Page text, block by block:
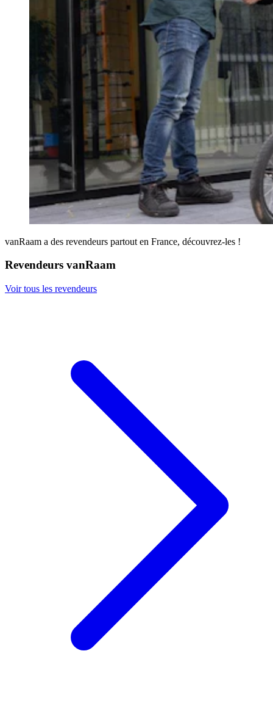
vanRaam a des revendeurs partout en France, découvrez-les !
Revendeurs vanRaam
Voir tous les revendeurs